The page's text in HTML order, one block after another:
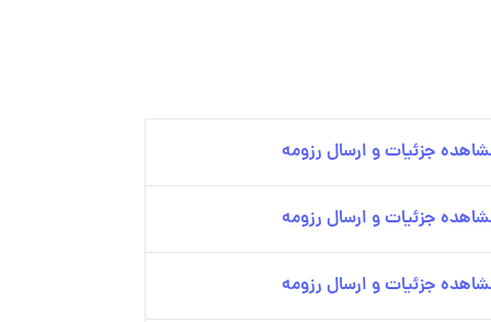
جزئیات و ارسال رزومه
جزئیات و ارسال رزومه
جزئیات و ارسال رزومه